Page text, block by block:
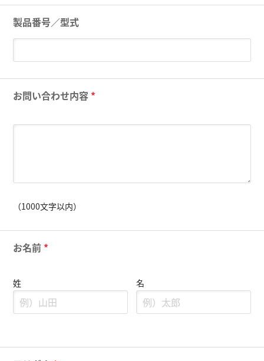
製品番号／型式
お問い合わせ内容 *
（1000文字以内）
お名前 *
姓 名